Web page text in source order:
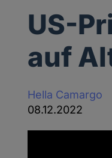
US-
auf
Hella Camargo
08.12.2022